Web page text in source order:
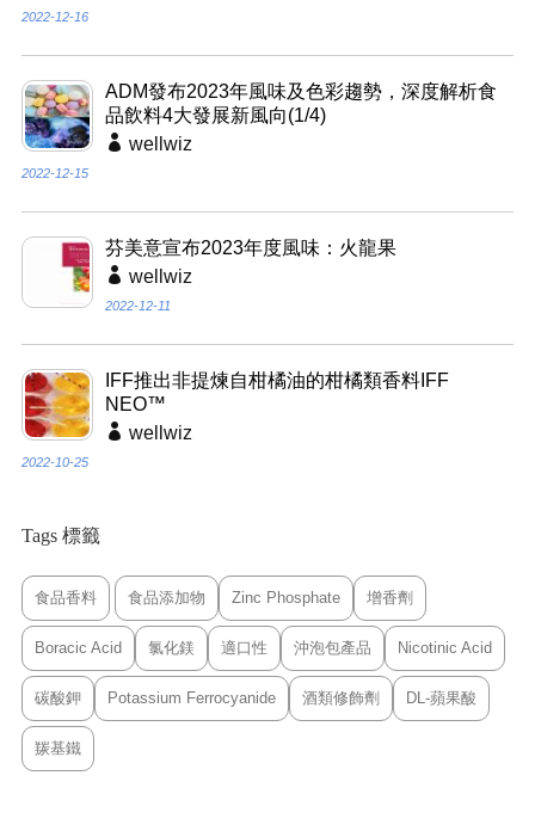
2022-12-16
ADM發布2023年風味及色彩趨勢，深度解析食
品飲料4大發展新風向(1/4)
wellwiz
2022-12-15
芬美意宣布2023年度風味：火龍果
wellwiz
2022-12-11
IFF推出非提煉自柑橘油的柑橘類香料IFF
NEO™
wellwiz
2022-10-25
Tags 標籤
食品香料 食品添加物 Zinc Phosphate 增香劑
Boracic Acid 氯化鎂 適口性 沖泡包產品 Nicotinic Acid
碳酸鉀 Potassium Ferrocyanide 酒類修飾劑 DL-蘋果酸
羰基鐵